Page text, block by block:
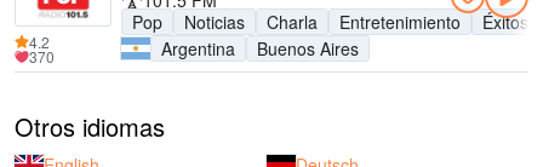
Pop
Noticias Charla Entretenimiento
Éxitos
Argentina
Buenos Aires
4.2
370
Otros idiomas